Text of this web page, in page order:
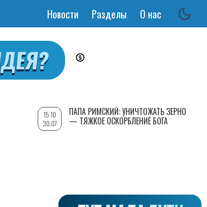
Основная
Новости Разделы О нас
15:10
30.07
ПАПА РИМСКИЙ: УНИЧТОЖАТЬ ЗЕРНО
— ТЯЖКОЕ ОСКОРБЛЕНИЕ БОГА